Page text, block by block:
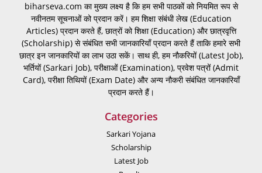
biharseva.com का मुख्य लक्ष्य है कि हम सभी पाठकों को नियमित रूप से
नवीनतम सूचनाओं को प्रदान करें। हम शिक्षा संबंधी लेख (Education
Articles) प्रदान करते हैं, छात्रों को शिक्षा (Education) और छात्रवृत्ति
(Scholarship) से संबंधित सभी जानकारियाँ प्रदान करते हैं ताकि हमारे सभी
छात्र इन जानकारियों का लाभ उठा सकें। साथ ही, हम नौकरियों (Latest Job),
भर्तियों (Sarkari Job), परीक्षाओं (Examination), प्रवेश पत्रों (Admit
Card), परीक्षा तिथियों (Exam Date) और अन्य नौकरी संबंधित जानकारियाँ
प्रदान करते हैं।
Categories
Sarkari Yojana
Scholarship
Latest Job